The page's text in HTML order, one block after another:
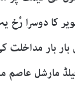
دوسرا رُخ یہ
بار مداخلت
مارشل عاصم